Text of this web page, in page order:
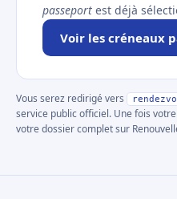
passeport est déjà
Voir les créneaux
Vous serez redirigé vers
service public officiel. Une fois
votre dossier complet sur